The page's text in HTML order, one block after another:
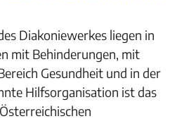
Diakoniewerkes liegen in
mit Behinderungen, mit
Gesundheit und in der
Hilfsorganisation ist das